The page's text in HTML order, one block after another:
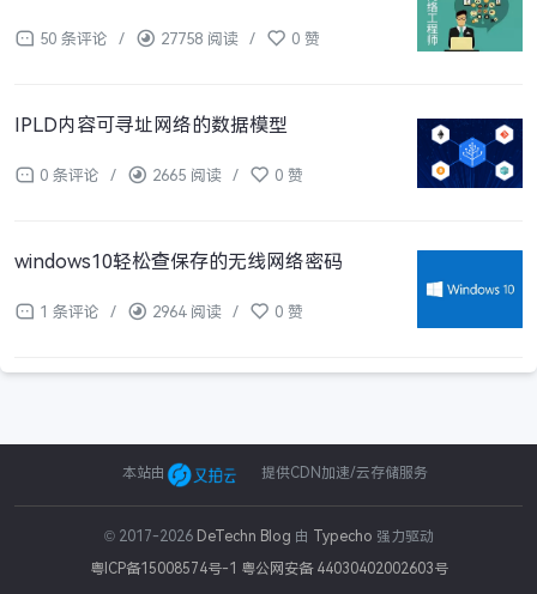
50 条评论 / 27758 阅读 / 0 赞
IPLD内容可寻址网络的数据模型
0 条评论 / 2665 阅读 / 0 赞
windows10轻松查保存的无线网络密码
1 条评论 / 2964 阅读 / 0 赞
本站由 提供CDN加速/云存储服务
© 2017-2026 DeTechn Blog 由 Typecho 强力驱动
粤ICP备15008574号-1 粤公网安备 44030402002603号